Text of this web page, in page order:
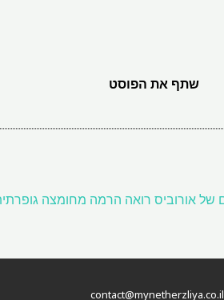
שתף את הפוסט
contact@mynetherzliya.co.il